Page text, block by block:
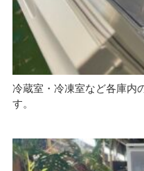
冷蔵室・冷凍室など各庫内
す。